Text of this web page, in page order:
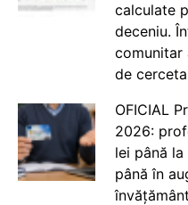
calculate
deceniu.
comunitar
de
OFICIAL
2026:
lei până
până în
învățământ